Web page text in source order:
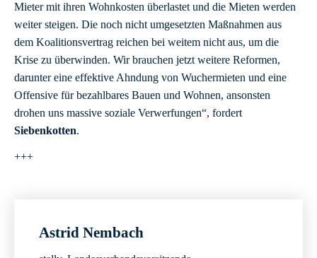
Mieter mit ihren Wohnkosten überlastet und die Mieten werden
weiter steigen. Die noch nicht umgesetzten Maßnahmen aus
dem Koalitionsvertrag reichen bei weitem nicht aus, um die
Krise zu überwinden. Wir brauchen jetzt weitere Reformen,
darunter eine effektive Ahndung von Wuchermieten und eine
Offensive für bezahlbares Bauen und Wohnen, ansonsten
drohen uns massive soziale Verwerfungen“, fordert
Siebenkotten.
+++
Astrid Nembach